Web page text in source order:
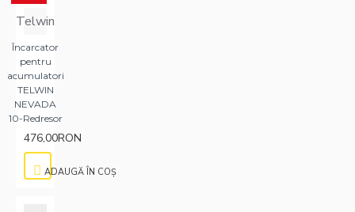
Telwin
Încarcator
pentru
acumulatori
TELWIN
NEVADA
10-Redresor
476,00RON
ADAUGĂ ÎN COŞ